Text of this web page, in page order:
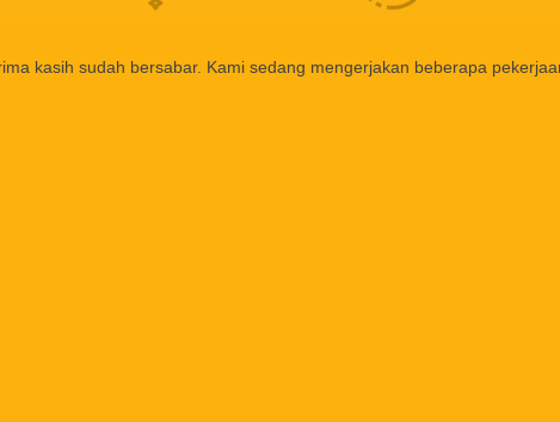
kasih sudah bersabar. Kami sedang mengerjakan beberapa